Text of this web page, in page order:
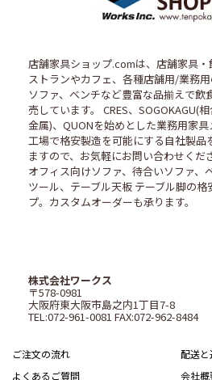
店舗家具ショップ.comは、店舗家具
ストランやカフェ、各種店舗用/業務用
ソファ、ベンチなど豊富な品揃えで飲
売しています。 CRES、SOGOKAGU(
金属)、QUONを始めとした業務用家
工場で格安製造を可能にする自社製品
ますので、お気軽にお問い合わせくだ
オフィス向けソファ、待合いソファ、
ツール、テーブル天板 テーブル脚の
プ。カスタムオーダーも承ります。
株式会社ワークス
〒578-0981
大阪府東大阪市島之内1丁目7-8
TEL:072-961-0081 FAX:072-962-8484
ご注文の流れ
配送と
よくあるご質問
会社概